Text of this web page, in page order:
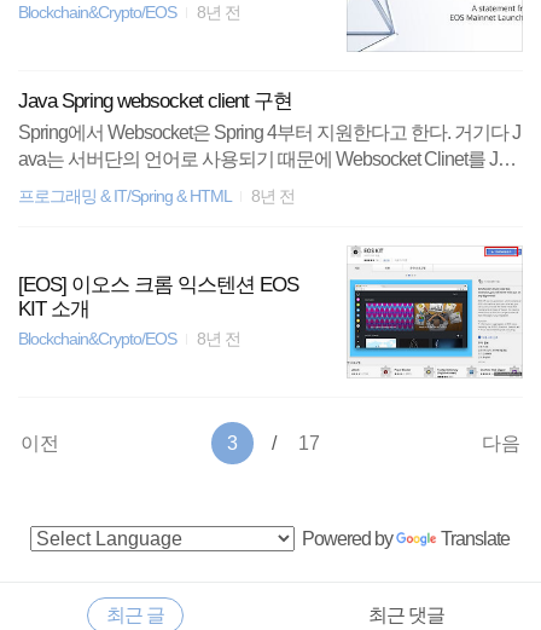
Blockchain&Crypto/EOS 8년 전
Java Spring websocket client 구현
Spring에서 Websocket은 Spring 4부터 지원한다고 한다. 거기다 J
ava는 서버단의 언어로 사용되기 때문에 Websocket Clinet를 Jav
a로 구현하는 것에 대한 예제가 많지 않다.암호화폐 trading bot을
만들기 위해 spring boot로 websocket 요청을 할 필요가 있어서 이
라와 있는 neovisionaries 라는 websocket 라이브러리를 사용하였
다.( https://github.com/TakahikoKawasaki/nv-websocket-client ) pom.
xml maven을 사용했기 때문에, pom.xml에 아래와 같은 dependen
cy를 추가해 주었다. Gradle을 사용한다면 ..
프로그래밍 & IT/Spring & HTML 8년 전
[EOS] 이오스 크롬 익스텐션 EOS
KIT 소개
Blockchain&Crypto/EOS 8년 전
이전 3 17 다음
Powered by Translate
RECENTLY
최근 글 최근 댓글